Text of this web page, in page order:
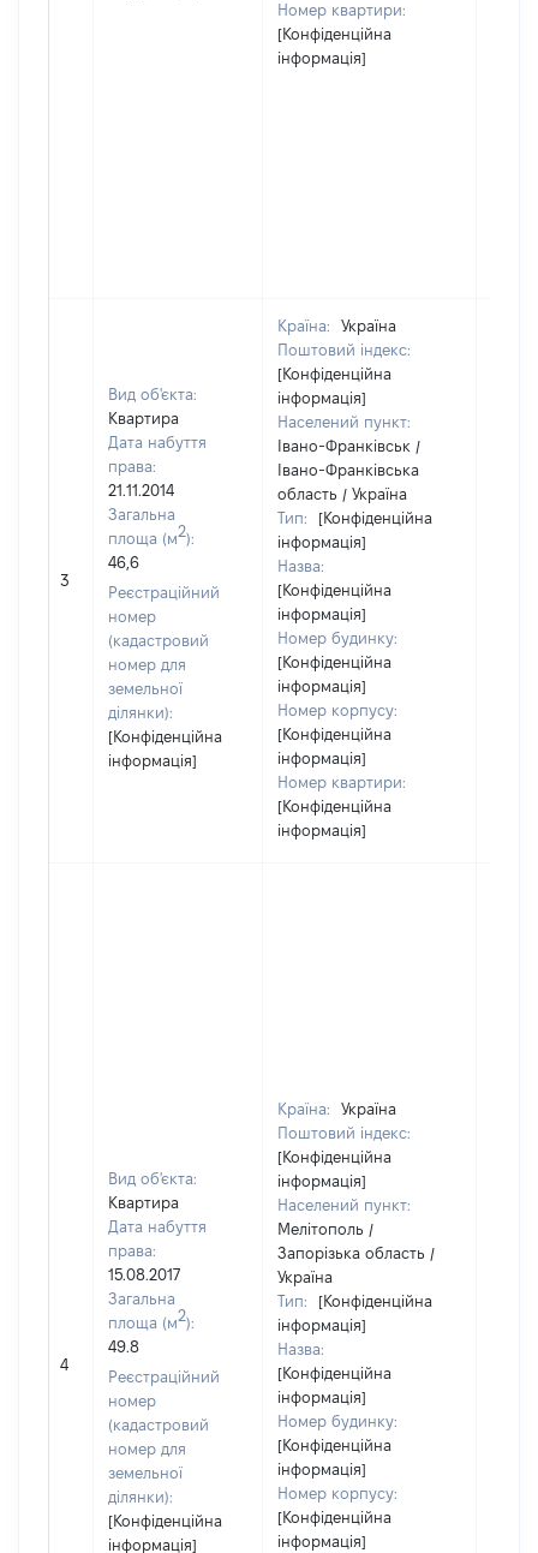
Номер квартири:
[Конфіденційна
інформація]
3
Вид об'єкта:
Квартира
Дата набуття
права:
21.11.2014
Загальна
площа (м2):
46,6
Реєстраційний
номер
(кадастровий
номер для
земельної
ділянки):
[Конфіденційна
інформація]
Країна:
Україна
Поштовий індекс:
[Конфіденційна
інформація]
Населений пункт:
Івано-Франківськ /
Івано-Франківська
область / Україна
Тип:
[Конфіденційна
інформація]
Назва:
[Конфіденційна
інформація]
Номер будинку:
[Конфіденційна
інформація]
Номер корпусу:
[Конфіденційна
інформація]
Номер квартири:
[Конфіденційна
інформація]
4
Вид об'єкта:
Квартира
Дата набуття
права:
15.08.2017
Загальна
площа (м2):
49.8
Реєстраційний
номер
(кадастровий
номер для
земельної
ділянки):
[Конфіденційна
інформація]
Країна:
Україна
Поштовий індекс:
[Конфіденційна
інформація]
Населений пункт:
Мелітополь /
Запорізька область /
Україна
Тип:
[Конфіденційна
інформація]
Назва:
[Конфіденційна
інформація]
Номер будинку:
[Конфіденційна
інформація]
Номер корпусу:
[Конфіденційна
інформація]